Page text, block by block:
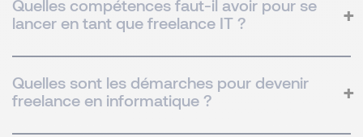
Quelles compétences faut-il avoir pour se
lancer en tant que freelance IT ?
Quelles sont les démarches pour devenir
freelance en informatique ?